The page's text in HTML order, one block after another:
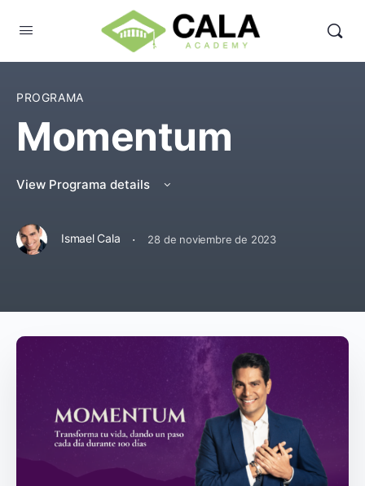
PROGRAMA
Momentum
View Programa details
Ismael Cala · 28 de noviembre de 2023